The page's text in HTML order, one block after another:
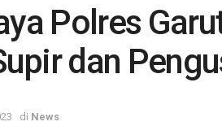
Polres
dan
di News